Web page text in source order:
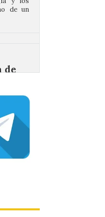
a los
de
los
agosto,
del